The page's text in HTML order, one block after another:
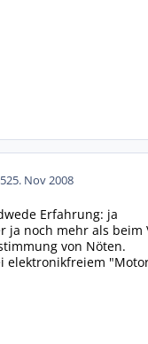
25. Nov 2008
Erfahrung: ja
ja noch mehr als
von Nöten.
elektronikfreiem